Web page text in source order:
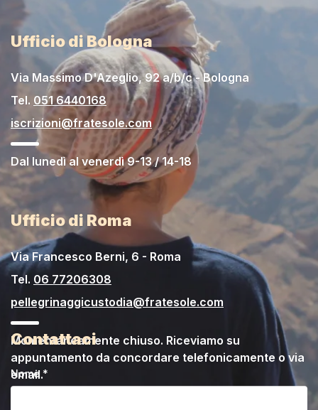
Ufficio di Bologna
Via Massimo D'Azeglio, 92 a/b/c - Bologna
Tel. 051 6440168
iscrizioni@fratesole.com
Dal lunedì al venerdì 9-13 / 14-18
Ufficio di Roma
Via Francesco Berni, 6 - Roma
Tel. 06 77206308
pellegrinaggicustodia@fratesole.com
Momentaneamente chiuso. Riceviamo su
appuntamento da concordare telefonicamente o via
email.
Contattaci
Nome *